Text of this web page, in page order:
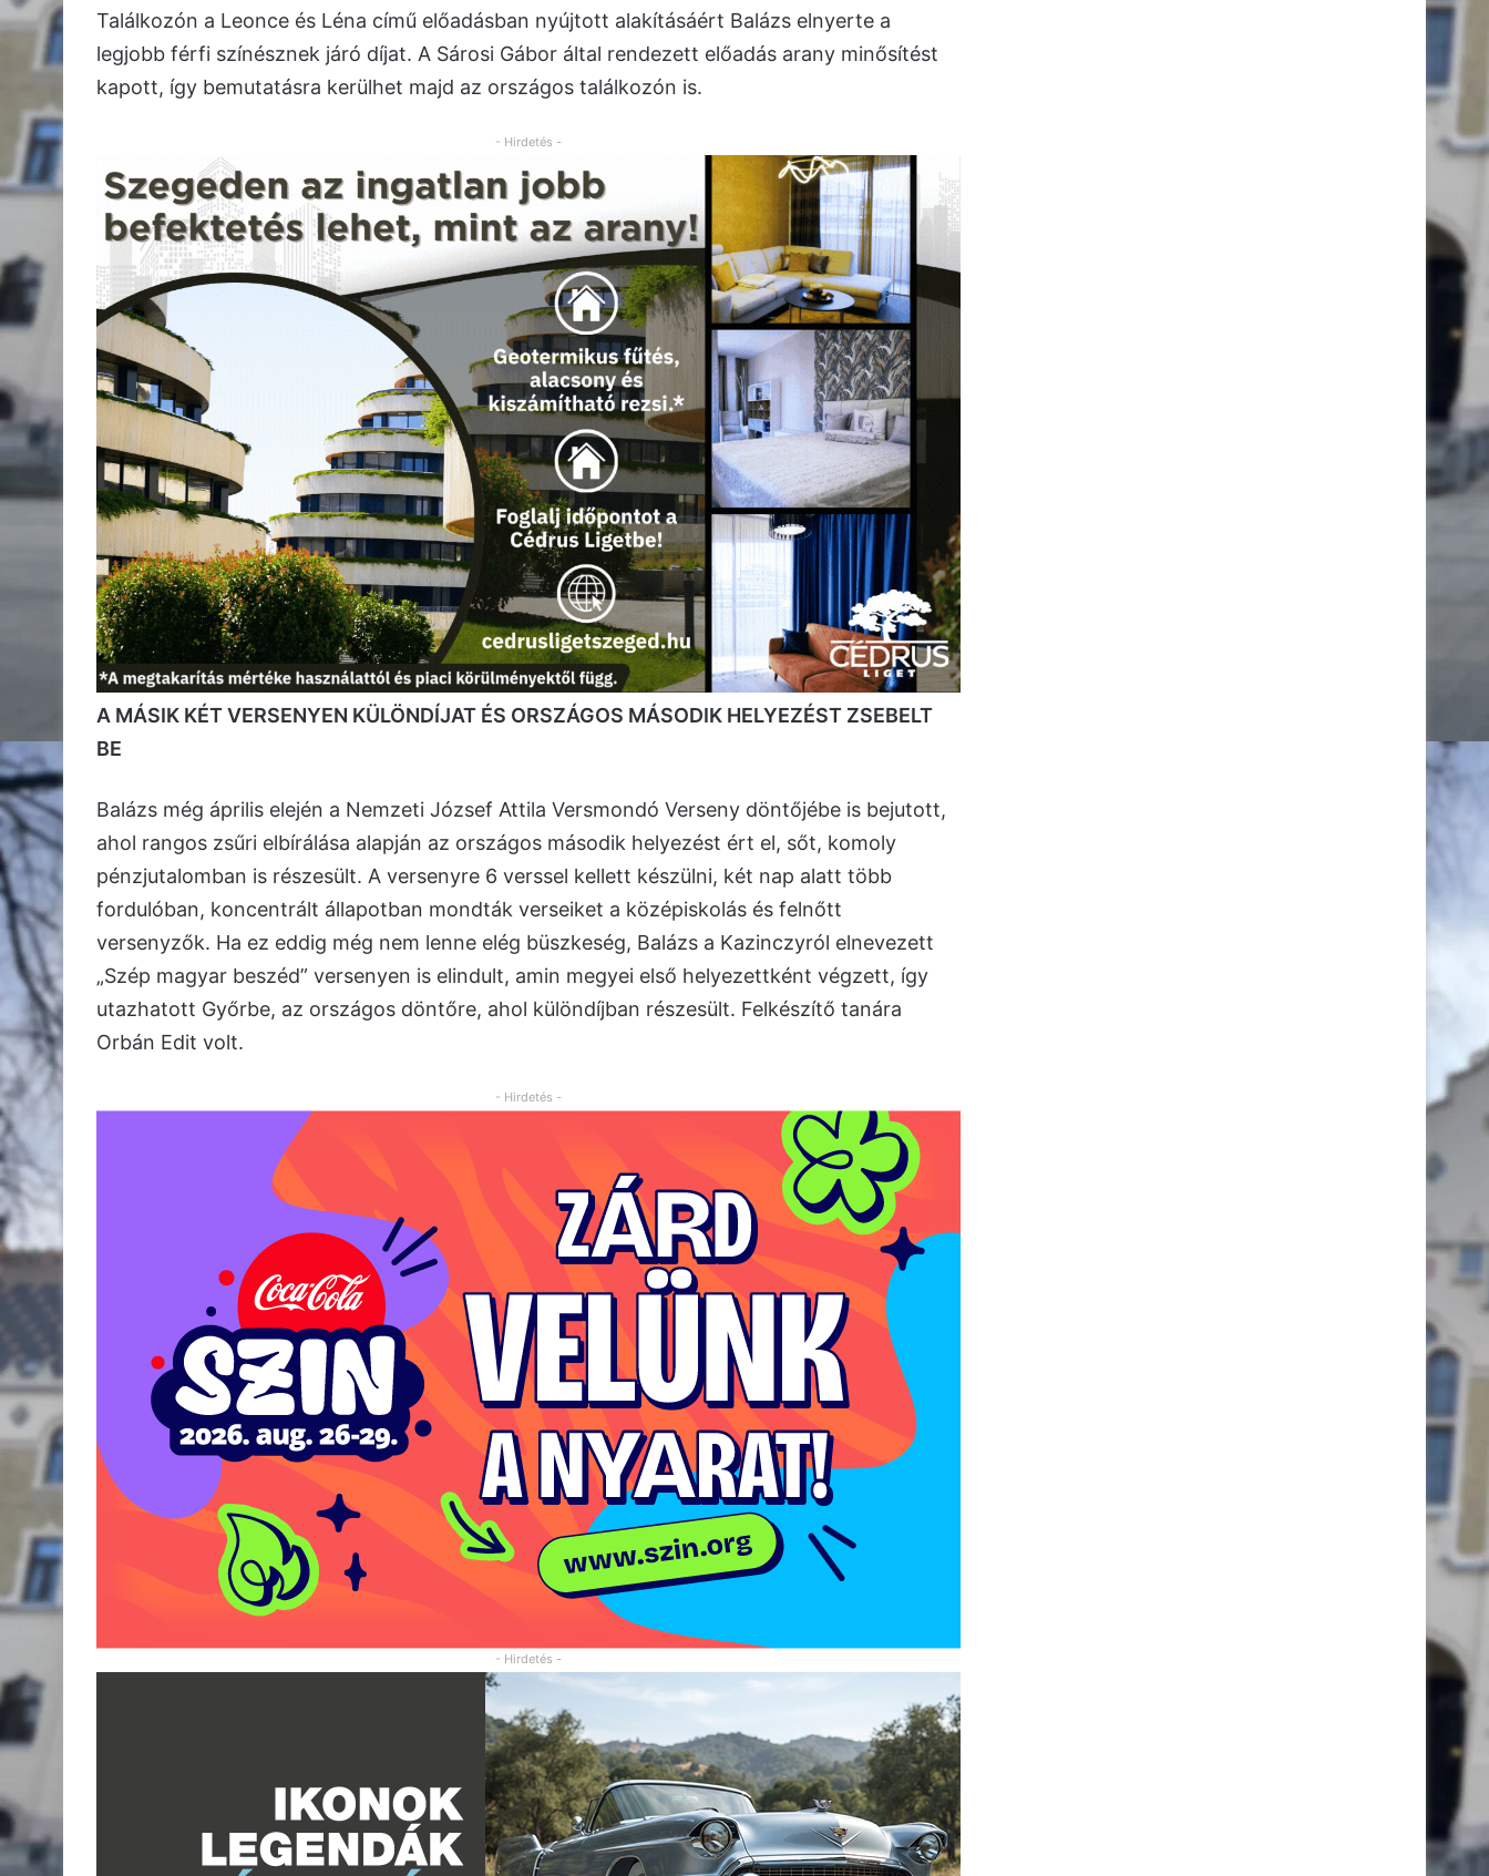
Találkozón a Leonce és Léna című előadásban nyújtott alakításáért Balázs elnyerte a
legjobb férfi színésznek járó díjat. A Sárosi Gábor által rendezett előadás arany minősítést
kapott, így bemutatásra kerülhet majd az országos találkozón is.
- Hirdetés -
A MÁSIK KÉT VERSENYEN KÜLÖNDÍJAT ÉS ORSZÁGOS MÁSODIK HELYEZÉST ZSEBELT
BE
Balázs még április elején a Nemzeti József Attila Versmondó Verseny döntőjébe is bejutott,
ahol rangos zsűri elbírálása alapján az országos második helyezést ért el, sőt, komoly
pénzjutalomban is részesült. A versenyre 6 verssel kellett készülni, két nap alatt több
fordulóban, koncentrált állapotban mondták verseiket a középiskolás és felnőtt
versenyzők. Ha ez eddig még nem lenne elég büszkeség, Balázs a Kazinczyról elnevezett
„Szép magyar beszéd” versenyen is elindult, amin megyei első helyezettként végzett, így
utazhatott Győrbe, az országos döntőre, ahol különdíjban részesült. Felkészítő tanára
Orbán Edit volt.
- Hirdetés -
- Hirdetés -